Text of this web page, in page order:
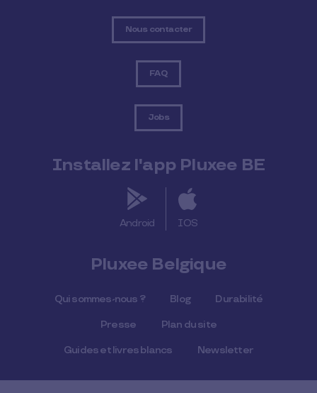
Nous contacter
FAQ
Jobs
Installez l'app Pluxee BE
Android IOS
Pluxee Belgique
Qui sommes-nous ? Blog Durabilité
Presse Plan du site
Guides et livres blancs Newsletter